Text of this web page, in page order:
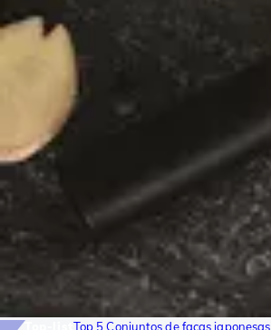
Top 5 Conjuntos de facas japonesas